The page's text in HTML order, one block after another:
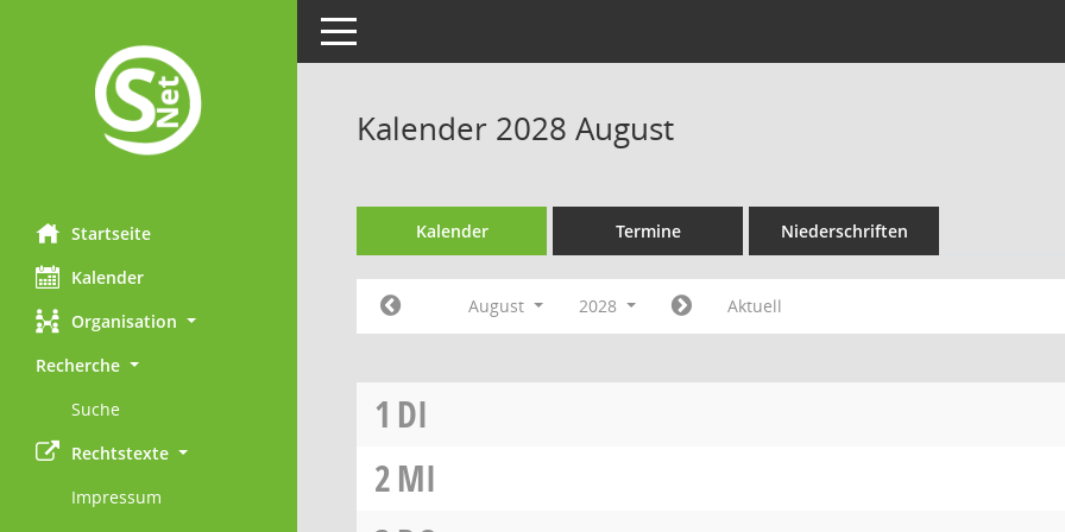
Startseite
Kalender
Organisation
Recherche
Suche
Rechtstexte
Impressum
Toggle navigation
Kalender 2028 August
Kalender Termine Niederschriften
August 2028 Aktuell
1 DI
2MI